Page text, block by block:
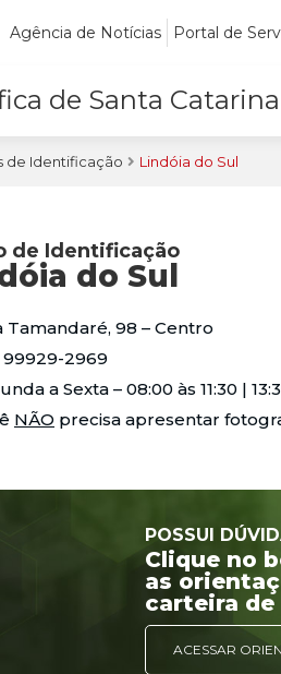
Agência de Notícias Portal de
de Santa Catarina
de Identificação Lindóia do Sul
de Identificação
do Sul
Tamandaré, 98 – Centro
99929-2969
a Sexta – 08:00 às 11:30 |
NÃO precisa apresentar
POSSUI
Clique no
as
carteira
ACESSAR